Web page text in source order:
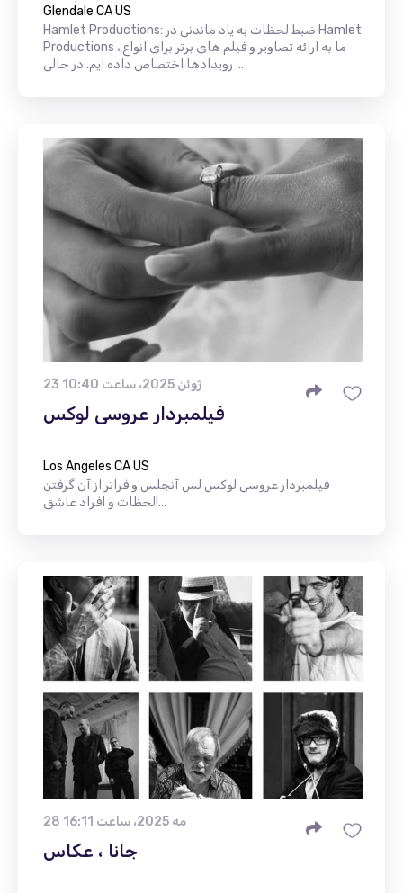
Glendale CA US
Hamlet Productions: ضبط لحظات به یاد ماندنی در Hamlet
Productions ، ما به ارائه تصاویر و فیلم های برتر برای انواع
رویدادها اختصاص داده ایم. در حالی ...
23 ژوئن 2025، ساعت 10:40
فیلمبردار عروسی لوکس
Los Angeles CA US
فیلمبردار عروسی لوکس لس آنجلس و فراتر از آن گرفتن
لحظات و افراد عاشق!...
28 مه 2025، ساعت 16:11
جانا ، عکاس